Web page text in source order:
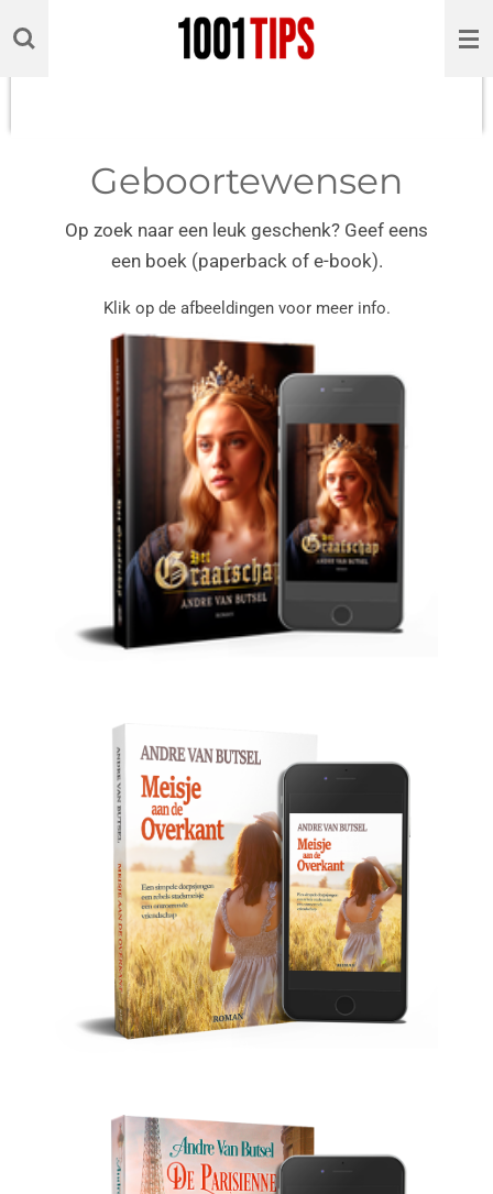
Ga
direct
Geboortewensen
Op zoek naar een leuk geschenk? Geef eens
een boek (paperback of e-book).
Klik op de afbeeldingen voor meer info.